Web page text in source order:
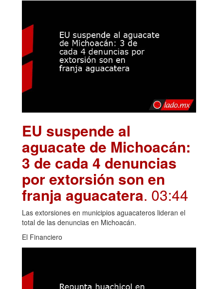
EU suspende al
aguacate de Michoacán:
3 de cada 4 denuncias
por extorsión son en
franja aguacatera. 03:44
Las extorsiones en municipios aguacateros lideran el
total de las denuncias en Michoacán.
El Financiero